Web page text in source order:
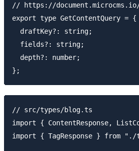
// https://
export type GetContentQuery = {
  draftKey?: string;
  fields?: string;
  depth?: number;
// src/types/blog.ts
import { ContentResponse,
import { TagResponse } from